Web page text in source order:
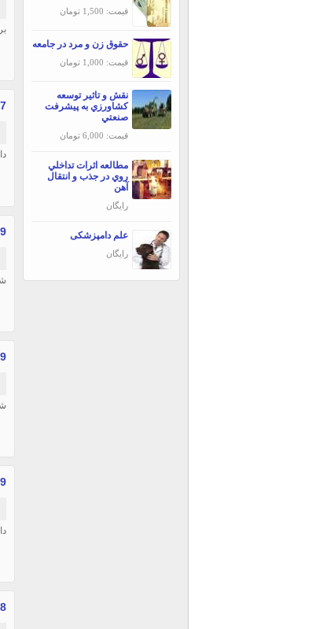
قیمت: 1,500 تومان
حقوق زن و مرد در جامعه
قیمت: 1,000 تومان
نقش و تاثير توسعه
كشاورزي به پيشرفت
صنعتي
قیمت: 6,000 تومان
مطالعه اثرات تداخلي
روي در جذب و انتقال
آهن
رایگان
علم دامپزشکی
رایگان
37 اسلاید
9 صفحه شرح وظایف و شرایط احراز کارشناس فني تاسيسات مکانيکي
9 صفحه شرح وظایف و شرایط احراز کارشناس فني معماري و شهرسازی
9 صفحه شرح وظایف و شرایط احراز کارشناس سازه
8 صفحه شرح وظایف و شرایط احراز مدير فنی و رسیدگی